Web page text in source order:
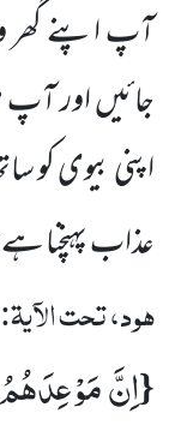
آپ اپنے گھر
جائیں اور
اپنی بیوی کو
عذاب پہنچنا ہے
ہود، تحت الآیۃ:
{اِنَّ